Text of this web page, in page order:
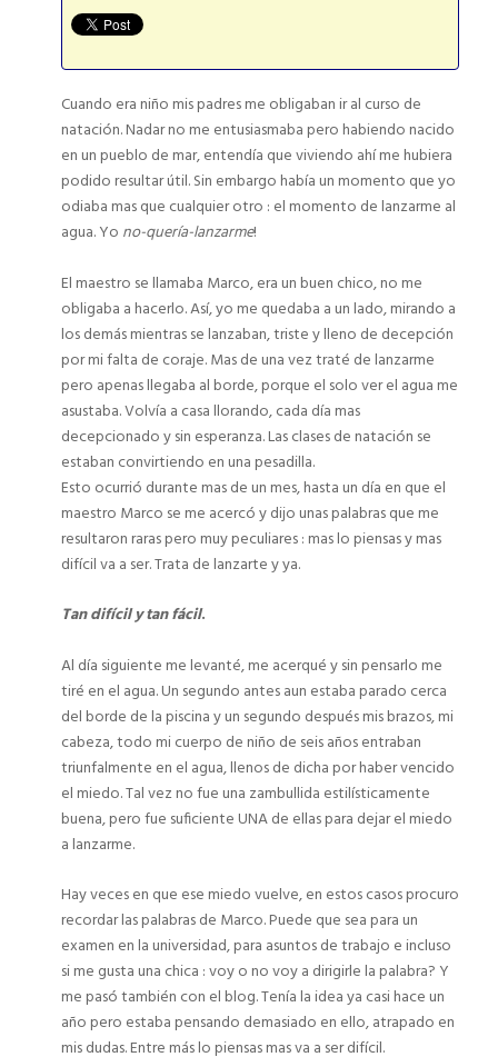
Cuando era niño mis padres me obligaban ir al curso de
natación. Nadar no me entusiasmaba pero habiendo nacido
en un pueblo de mar, entendía que viviendo ahí me hubiera
podido resultar útil. Sin embargo había un momento que yo
odiaba mas que cualquier otro : el momento de lanzarme al
agua. Yo no-quería-lanzarme!
El maestro se llamaba Marco, era un buen chico, no me
obligaba a hacerlo. Así, yo me quedaba a un lado, mirando a
los demás mientras se lanzaban, triste y lleno de decepción
por mi falta de coraje. Mas de una vez traté de lanzarme
pero apenas llegaba al borde, porque el solo ver el agua me
asustaba. Volvía a casa llorando, cada día mas
decepcionado y sin esperanza. Las clases de natación se
estaban convirtiendo en una pesadilla.
Esto ocurrió durante mas de un mes, hasta un día en que el
maestro Marco se me acercó y dijo unas palabras que me
resultaron raras pero muy peculiares : mas lo piensas y mas
difícil va a ser. Trata de lanzarte y ya.
Tan difícil y tan fácil.
Al día siguiente me levanté, me acerqué y sin pensarlo me
tiré en el agua. Un segundo antes aun estaba parado cerca
del borde de la piscina y un segundo después mis brazos, mi
cabeza, todo mi cuerpo de niño de seis años entraban
triunfalmente en el agua, llenos de dicha por haber vencido
el miedo. Tal vez no fue una zambullida estilísticamente
buena, pero fue suficiente UNA de ellas para dejar el miedo
a lanzarme.
Hay veces en que ese miedo vuelve, en estos casos procuro
recordar las palabras de Marco. Puede que sea para un
examen en la universidad, para asuntos de trabajo e incluso
si me gusta una chica : voy o no voy a dirigirle la palabra? Y
me pasó también con el blog. Tenía la idea ya casi hace un
año pero estaba pensando demasiado en ello, atrapado en
mis dudas. Entre más lo piensas mas va a ser difícil.